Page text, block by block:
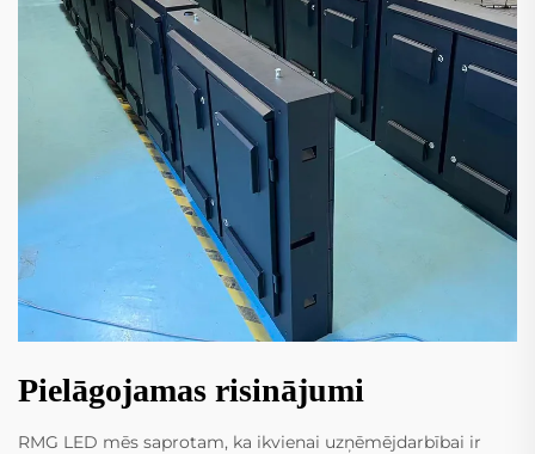
Pielāgojamas risinājumi
RMG LED mēs saprotam, ka ikvienai uzņēmējdarbībai ir